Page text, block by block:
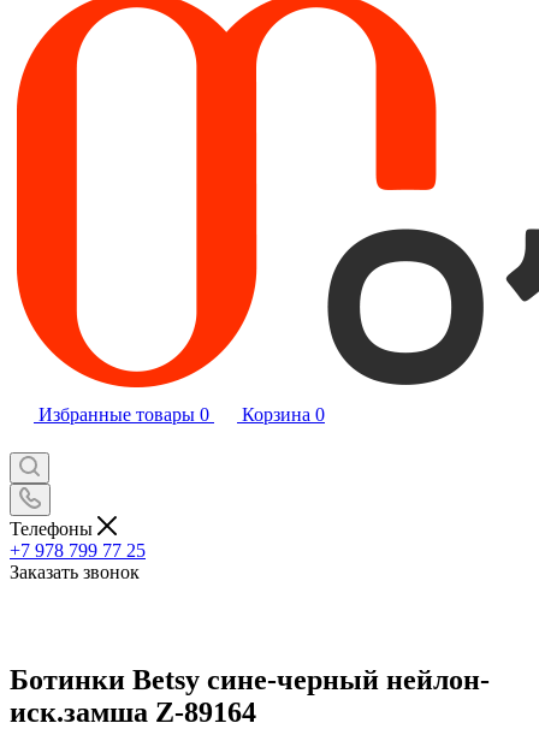
Избранные товары 0 Корзина 0
Телефоны
+7 978 799 77 25
Заказать звонок
Ботинки Betsy сине-черный нейлон-
иск.замша Z-89164